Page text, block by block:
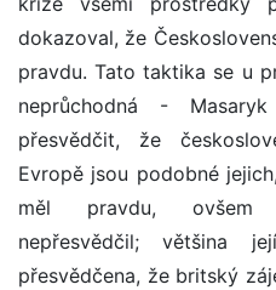
dokazoval, že
pravdu. Tato taktika se u
neprůchodná -
přesvědčit, že
Evropě jsou podobné
měl pravdu, ovšem
nepřesvědčil; většina
přesvědčena, že britský